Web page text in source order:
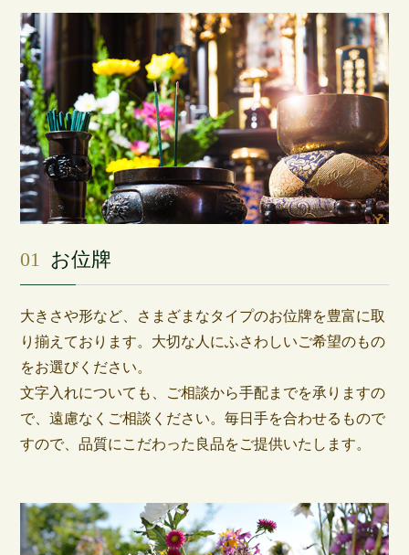
01 お位牌
大きさや形など、さまざまなタイプのお位牌を豊富に取
り揃えております。大切な人にふさわしいご希望のもの
をお選びください。
文字入れについても、ご相談から手配までを承りますの
で、遠慮なくご相談ください。毎日手を合わせるもので
すので、品質にこだわった良品をご提供いたします。